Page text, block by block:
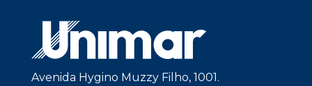
Avenida Hygino Muzzy Filho, 1001.